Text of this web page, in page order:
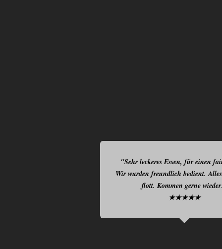
"Sehr leckeres Essen, für einen
Wir wurden freundlich bedient.
flott. Kommen gerne
★★★★★